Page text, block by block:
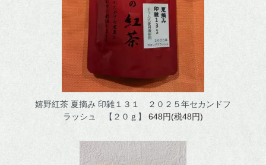
嬉野紅茶 夏摘み 印雑１３１ ２０２５年セカンドフ
ラッシュ 【２０ｇ】
648円(税48円)